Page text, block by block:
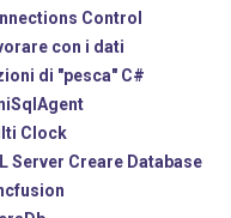
Control
con i dati
di "pesca" C#
Clock
Server Creare Database